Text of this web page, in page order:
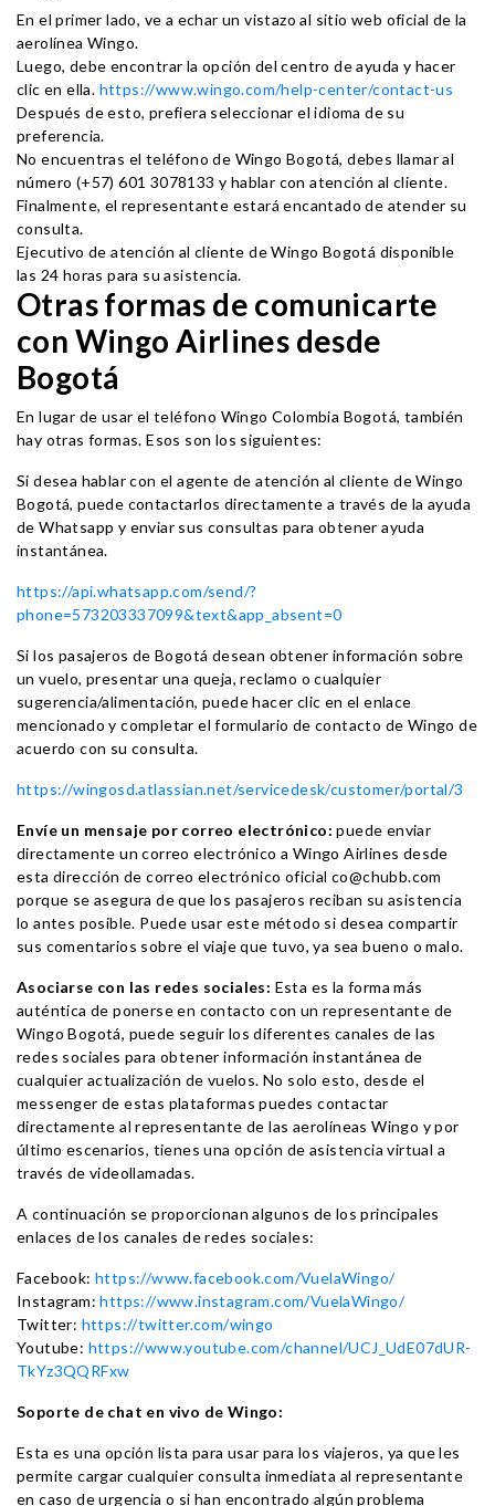
En el primer lado, ve a echar un vistazo al sitio web oficial de la
aerolínea Wingo.
Luego, debe encontrar la opción del centro de ayuda y hacer
clic en ella. https://www.wingo.com/help-center/contact-us
Después de esto, prefiera seleccionar el idioma de su
preferencia.
No encuentras el teléfono de Wingo Bogotá, debes llamar al
número (+57) 601 3078133 y hablar con atención al cliente.
Finalmente, el representante estará encantado de atender su
consulta.
Ejecutivo de atención al cliente de Wingo Bogotá disponible
las 24 horas para su asistencia.
Otras formas de comunicarte
con Wingo Airlines desde
Bogotá
En lugar de usar el teléfono Wingo Colombia Bogotá, también
hay otras formas. Esos son los siguientes:
Si desea hablar con el agente de atención al cliente de Wingo
Bogotá, puede contactarlos directamente a través de la ayuda
de Whatsapp y enviar sus consultas para obtener ayuda
instantánea.
https://api.whatsapp.com/send/?
phone=573203337099&text&app_absent=0
Si los pasajeros de Bogotá desean obtener información sobre
un vuelo, presentar una queja, reclamo o cualquier
sugerencia/alimentación, puede hacer clic en el enlace
mencionado y completar el formulario de contacto de Wingo de
acuerdo con su consulta.
https://wingosd.atlassian.net/servicedesk/customer/portal/3
Envíe un mensaje por correo electrónico: puede enviar
directamente un correo electrónico a Wingo Airlines desde
esta dirección de correo electrónico oficial co@chubb.com
porque se asegura de que los pasajeros reciban su asistencia
lo antes posible. Puede usar este método si desea compartir
sus comentarios sobre el viaje que tuvo, ya sea bueno o malo.
Asociarse con las redes sociales: Esta es la forma más
auténtica de ponerse en contacto con un representante de
Wingo Bogotá, puede seguir los diferentes canales de las
redes sociales para obtener información instantánea de
cualquier actualización de vuelos. No solo esto, desde el
messenger de estas plataformas puedes contactar
directamente al representante de las aerolíneas Wingo y por
último escenarios, tienes una opción de asistencia virtual a
través de videollamadas.
A continuación se proporcionan algunos de los principales
enlaces de los canales de redes sociales:
Facebook:https://www.facebook.com/VuelaWingo/
Instagram:https://www.instagram.com/VuelaWingo/
Twitter: https://twitter.com/wingo
Youtube: https://www.youtube.com/channel/UCJ_UdE07dUR-
TkYz3QQRFxw
Soporte de chat en vivo de Wingo:
Esta es una opción lista para usar para los viajeros, ya que les
permite cargar cualquier consulta inmediata al representante
en caso de urgencia o si han encontrado algún problema